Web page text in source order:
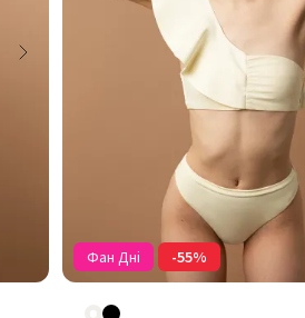
Фан Дні -55%